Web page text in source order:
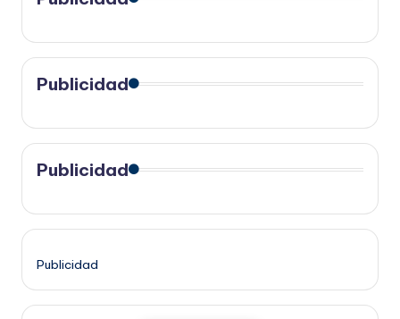
Publicidad
Publicidad
Publicidad